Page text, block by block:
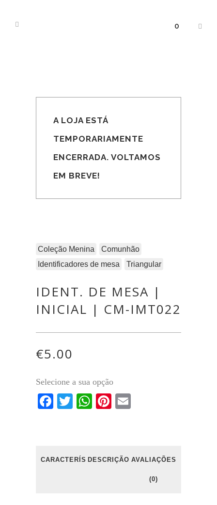
0
A LOJA ESTÁ
TEMPORARIAMENTE
ENCERRADA. VOLTAMOS
EM BREVE!
Coleção Menina
Comunhão
Identificadores de mesa
Triangular
IDENT. DE MESA |
INICIAL | CM-IMT022
€5.00
Selecione a sua opção
Facebook
TwitterWhatsApp
Pinterest
CARACTERÍSTICASDESCRIÇÃO AVALIAÇÕES
(0)